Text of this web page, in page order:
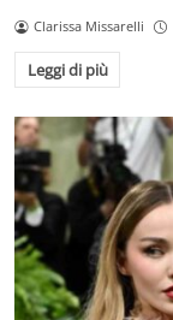
Clarissa Missarelli
Leggi di più